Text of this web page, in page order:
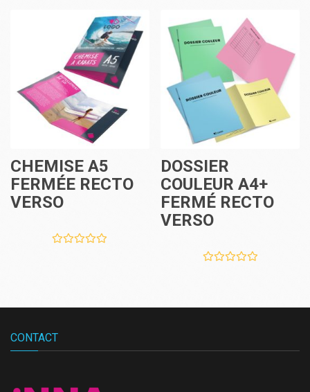
CHEMISE A5
FERMÉE RECTO
VERSO
DOSSIER
COULEUR A4+
FERMÉ RECTO
VERSO
CONTACT